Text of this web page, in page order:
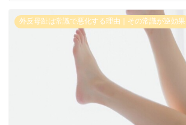
外反母趾は常識で悪化する理由｜その常識が逆効果